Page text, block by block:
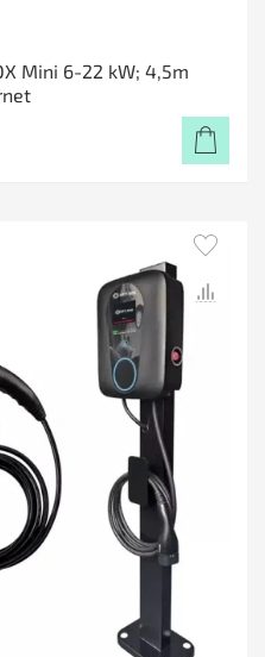
Mini 6-22 kW; 4,5m